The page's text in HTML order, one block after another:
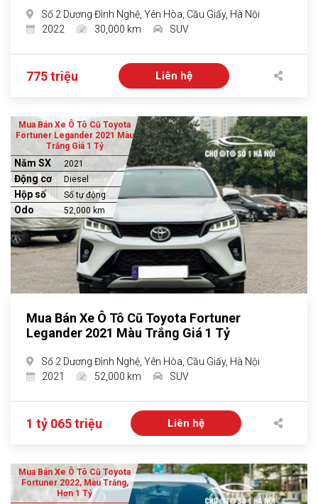
Số 2 Dương Đình Nghệ, Yên Hòa, Cầu Giấy, Hà Nội
2022
30,000 km SUV
775 triệu Liên hệ
Mua Bán Xe Ô Tô Cũ Toyota
Fortuner Legander 2021 Màu
Trắng Giá 1 Tỷ
Năm SX 2021
Động cơ Diesel
Hộp số Số tự động
Odo 52,000 km
Mua Bán Xe Ô Tô Cũ Toyota Fortuner
Legander 2021 Màu Trắng Giá 1 Tỷ
Số 2 Dương Đình Nghệ, Yên Hòa, Cầu Giấy, Hà Nội
2021
52,000 km SUV
1 tỷ 065 triệu Liên hệ
Mua Bán Xe Ô Tô Cũ Toyota
Fortuner 2022, Màu Trắng,
Hơn 1 Tỷ